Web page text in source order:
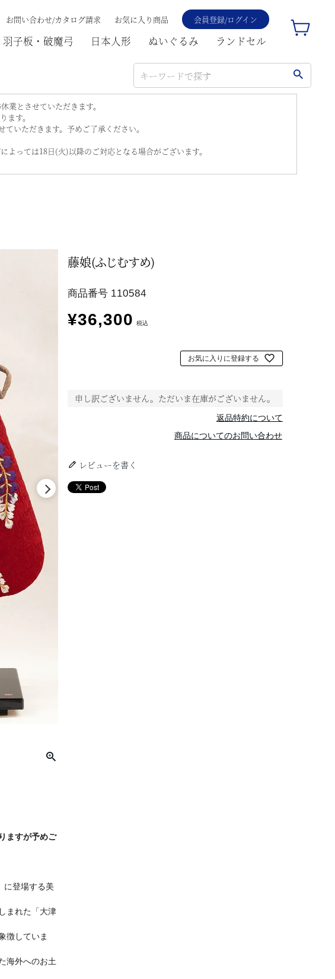
お問い合わせ/カタログ請求 お気に入り商品 会員登録/ログイン
羽子板・破魔弓 日本人形 ぬいぐるみ ランドセル
とさせていただきます。
ます。
いただきます。予めご了承ください。
っては18日(火)以降のご対応となる場合がございます。
ますが予めご
に登場する美
まれた「大津
徴していま
海外へのお土
藤娘(ふじむすめ)
商品番号 110584
¥36,300 税込
お気に入りに登録する
申し訳ございません。ただいま在庫がございません。
返品特約について
商品についてのお問い合わせ
レビューを書く